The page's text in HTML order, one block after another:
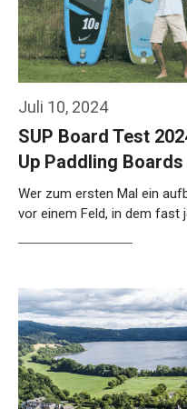
Juli 10, 2024
SUP Board Test
Up Paddling Boards
Wer zum ersten Mal ein
vor einem Feld, in dem fast